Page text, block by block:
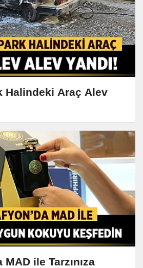
Halindeki Araç Alev
ile Tarzınıza